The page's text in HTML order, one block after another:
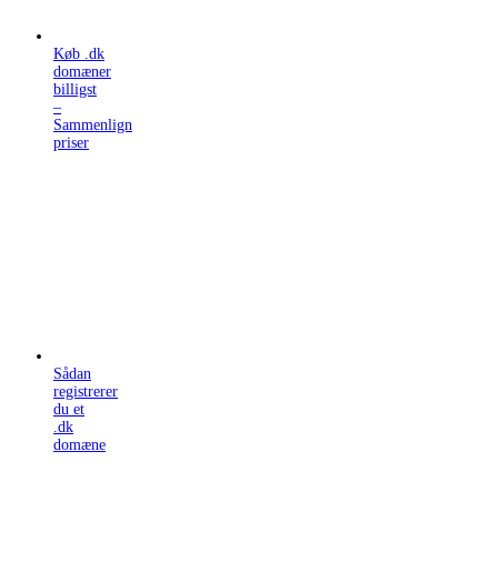
Køb .dk
domæner
billigst
–
Sammenlign
priser
Sådan
registrerer
du et
.dk
domæne